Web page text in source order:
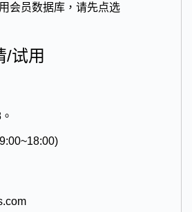
会员数据库，请先点选
/试用